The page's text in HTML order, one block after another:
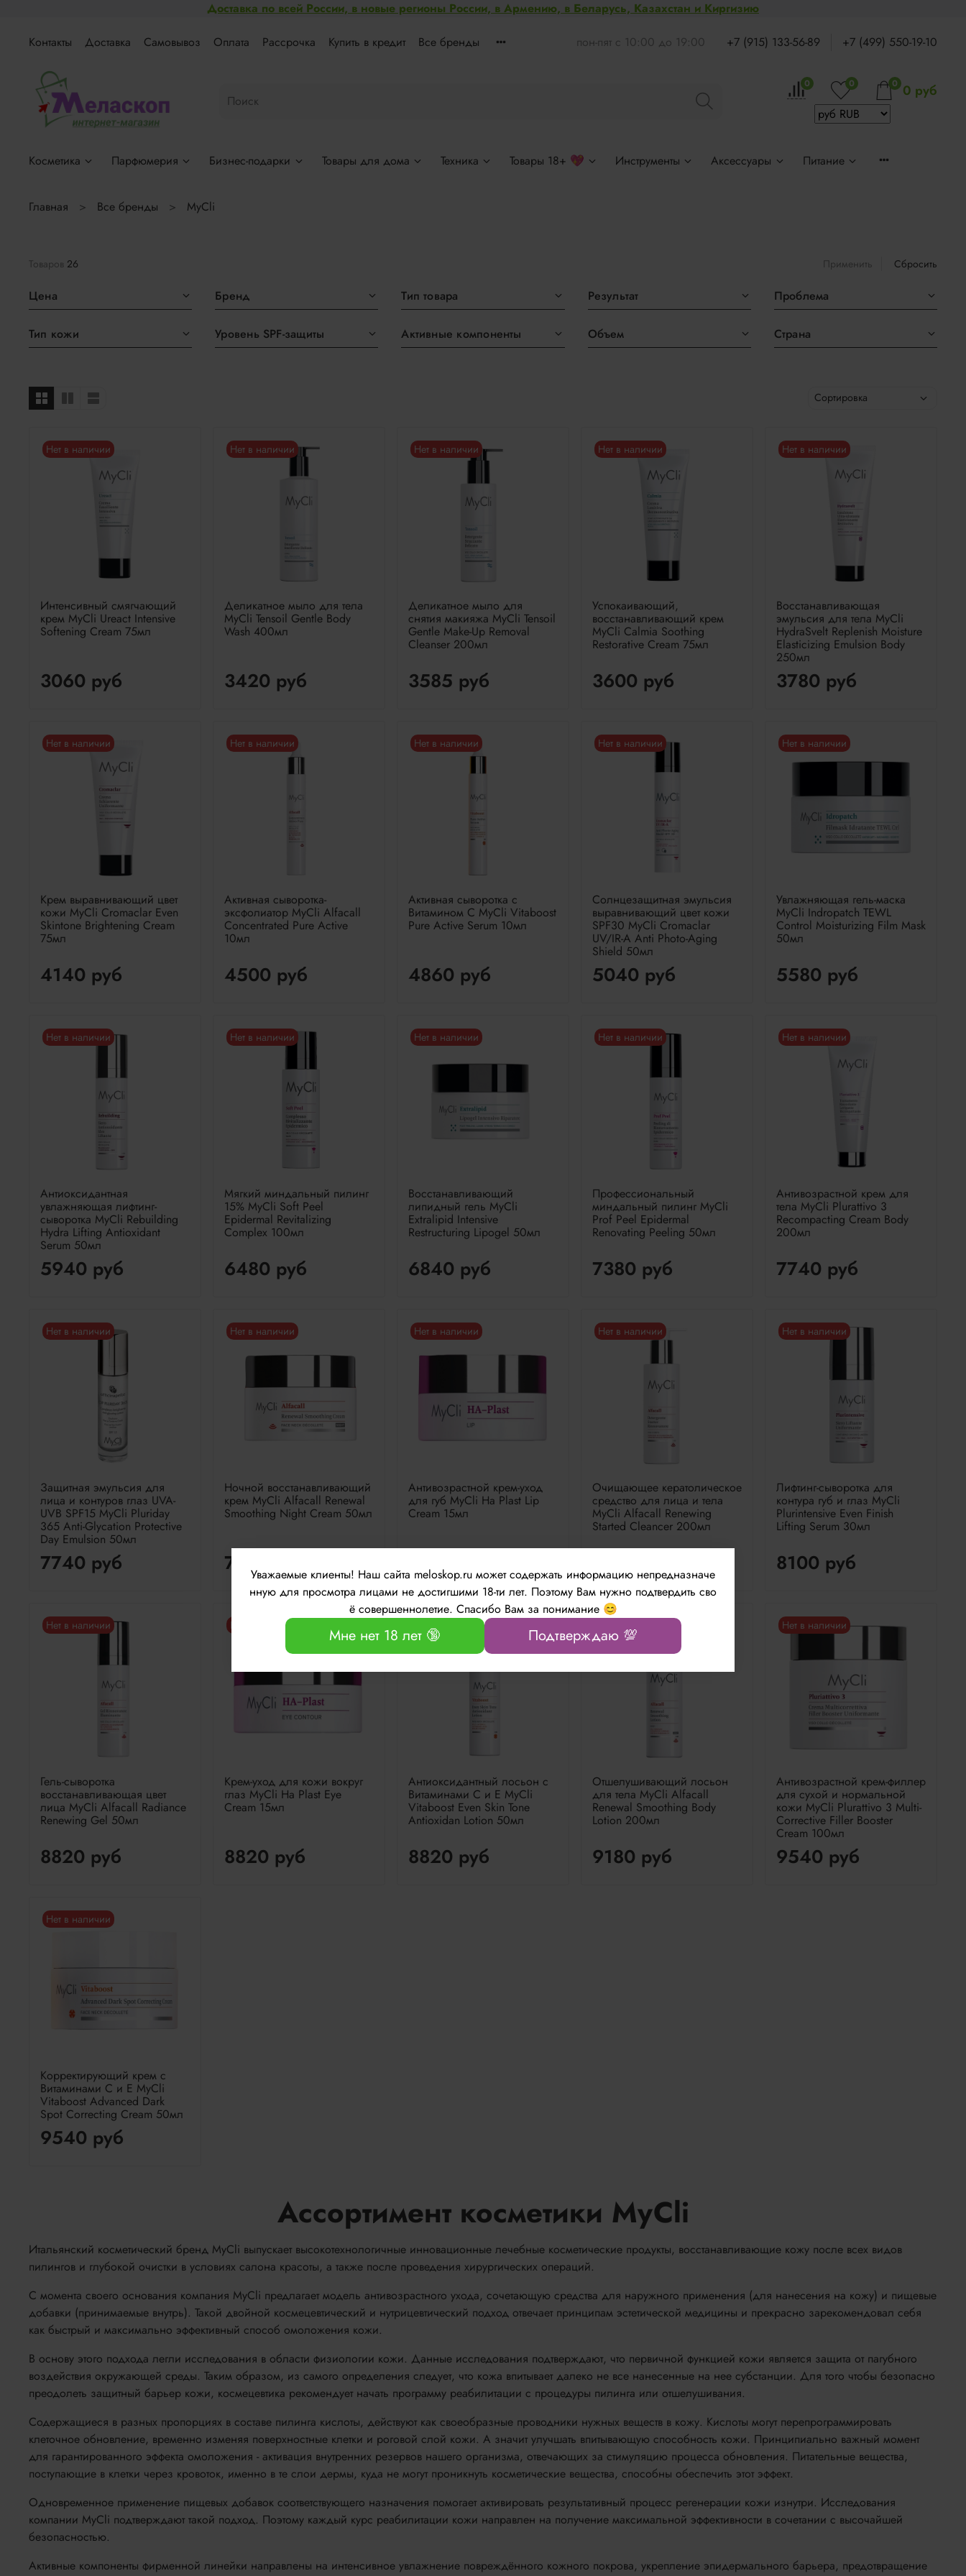
Доставка по всей России, в новые регионы России, в Армению, в Беларусь, Казахстан и Киргизию
Контакты Доставка Самовывоз Оплата Рассрочка Купить в кредит Все бренды пон-пят с 10:00 до 19:00 +7 (915) 133-56-89 +7 (499) 550-19-10
0 0 0 0 руб
Косметика Парфюмерия Бизнес-подарки Товары для дома Техника Товары 18+ 💖 Инструменты Аксессуары Питание
Главная Все бренды MyCli
Товаров 26 Применить Сбросить
Цена Бренд Тип товара Результат Проблема
Тип кожи Уровень SPF-защиты Активные компоненты Объем Страна
Нет в наличии
Интенсивный смягчающий
крем MyCli Ureact Intensive
Softening Cream 75мл
3060 руб
Нет в наличии
Деликатное мыло для тела
MyCli Tensoil Gentle Body
Wash 400мл
3420 руб
Нет в наличии
Деликатное мыло для
снятия макияжа MyCli Tensoil
Gentle Make-Up Removal
Cleanser 200мл
3585 руб
Нет в наличии
Успокаивающий,
восстанавливающий крем
MyCli Calmia Soothing
Restorative Cream 75мл
3600 руб
Нет в наличии
Восстанавливающая
эмульсия для тела MyCli
HydraSvelt Replenish Moisture
Elasticizing Emulsion Body
250мл
3780 руб
Нет в наличии
Крем выравнивающий цвет
кожи MyCli Cromaclar Even
Skintone Brightening Cream
75мл
4140 руб
Нет в наличии
Активная сыворотка-
эксфолиатор MyCli Alfacall
Concentrated Pure Active
10мл
4500 руб
Нет в наличии
Активная сыворотка с
Витамином C MyCli Vitaboost
Pure Active Serum 10мл
4860 руб
Нет в наличии
Солнцезащитная эмульсия
выравнивающий цвет кожи
SPF30 MyCli Cromaclar
UV/IR-A Anti Photo-Aging
Shield 50мл
5040 руб
Нет в наличии
Увлажняющая гель-маска
MyCli Indropatch TEWL
Control Moisturizing Film Mask
50мл
5580 руб
Нет в наличии
Антиоксидантная
увлажняющая лифтинг-
сыворотка MyCli Rebuilding
Hydra Lifting Antioxidant
Serum 50мл
5940 руб
Нет в наличии
Мягкий миндальный пилинг
15% MyCli Soft Peel
Epidermal Revitalizing
Complex 100мл
6480 руб
Нет в наличии
Восстанавливающий
липидный гель MyCli
Extralipid Intensive
Restructuring Lipogel 50мл
6840 руб
Нет в наличии
Профессиональный
миндальный пилинг MyCli
Prof Peel Epidermal
Renovating Peeling 50мл
7380 руб
Нет в наличии
Антивозрастной крем для
тела MyCli Plurattivo 3
Recompacting Cream Body
200мл
7740 руб
Нет в наличии
Защитная эмульсия для
лица и контуров глаз UVA-
UVB SPF15 MyCli Pluriday
365 Anti-Glycation Protective
Day Emulsion 50мл
7740 руб
Нет в наличии
Ночной восстанавливающий
крем MyCli Alfacall Renewal
Smoothing Night Cream 50мл
7740 руб
Нет в наличии
Антивозрастной крем-уход
для губ MyCli Ha Plast Lip
Cream 15мл
7740 руб
Нет в наличии
Очищающее кератолическое
средство для лица и тела
MyCli Alfacall Renewing
Started Cleancer 200мл
Нет в наличии
Лифтинг-сыворотка для
контура губ и глаз MyCli
Plurintensive Even Finish
Lifting Serum 30мл
8100 руб
Нет в наличии
Гель-сыворотка
восстанавливающая цвет
лица MyCli Alfacall Radiance
Renewing Gel 50мл
8820 руб
Нет в наличии
Крем-уход для кожи вокруг
глаз MyCli Ha Plast Eye
Cream 15мл
8820 руб
Нет в наличии
Антиоксидантный лосьон с
Витаминами C и E MyCli
Vitaboost Even Skin Tone
Antioxidan Lotion 50мл
8820 руб
Отшелушивающий лосьон
для тела MyCli Alfacall
Renewal Smoothing Body
Lotion 200мл
9180 руб
Нет в наличии
Антивозрастной крем-филлер
для сухой и нормальной
кожи MyCli Plurattivo 3 Multi-
Сorrective Filler Booster
Cream 100мл
9540 руб
Нет в наличии
Корректирующий крем с
Витаминами C и E MyCli
Vitaboost Advanced Dark
Spot Correcting Cream 50мл
9540 руб
Ассортимент косметики MyCli
Итальянский косметический бренд MyCli выпускает высокотехнологичные инновационные лечебные косметические продукты, восстанавливающие кожу после всех видов
пилингов и глубокой очистки в условиях салона красоты, а также после проведения хирургических операций.
С момента своего основания компания MyCli предлагает модель антивозрастного ухода, сочетающую средства для наружного применения (для нанесения на кожу) и пищевые
добавки (принимаемые внутрь). Такой двойной космецевтический и нутрицевтический подход отвечает принципам эстетической медицины и прекрасно зарекомендовал себя
как быстрый и максимально эффективный способ омоложения кожи.
В основу этого подхода легли исследования в области физиологии кожи. Данные исследования подтверждают, что первичной функцией кожи является защита от пагубного
воздействия окружающей среды. Таким образом, из самого определения следует, что кожа впитывает далеко не все нанесенные на нее субстанции. Для того чтобы безопасно
преодолеть защитный барьер кожи, космецевтика рекомендует начать программу реабилитации с процедуры пилинга или отшелушивания.
Содержащиеся в разных пропорциях в составе пилинга кислоты, действуют как своеобразные проводники нужных веществ в кожу. Кислоты могут перепрограммировать
клеточное обновление, временно изменяя поверхностные клетки и роговой слой кожи. А значит улучшать впитывающую способность кожи. Принципиально важный момент
для гарантированного эффекта омоложения - активация внутренних резервов нашего организма, отвечающих за стимуляцию процесса обновления. Питательные вещества,
поступающие в клетки через кровоток, именно в те слои дермы, куда не могут проникнуть косметические вещества, способны обеспечить этот эффект.
Одновременное применение пищевых добавок соответствующего назначения помогает активировать результативный процесс регенерации кожи изнутри. Исследования
компании MyCli подтверждают такой подход. Поэтому каждый курс реабилитации кожи направлен на получение максимальной эффективности в сочетании с высочайшей
безопасностью.
Активные компоненты фирменной линейки направлены на интенсивное увлажнение повреждённого кожного покрова, укрепление эпидермального барьера, предотвращение
Уважаемые клиенты! Наш сайта meloskop.ru может содержать информацию непредназначе
нную для просмотра лицами не достигшими 18-ти лет. Поэтому Вам нужно подтвердить сво
ё совершеннолетие. Спасибо Вам за понимание 😊
Мне нет 18 лет 🔞 Подтверждаю 💯